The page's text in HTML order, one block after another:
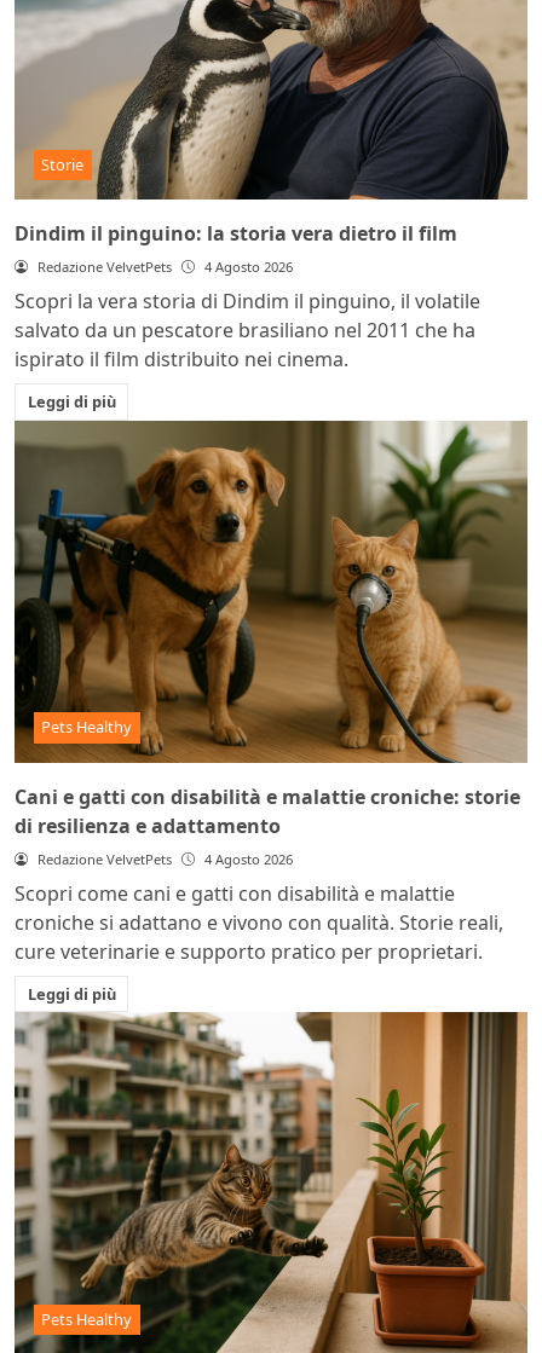
Storie
Dindim il pinguino: la storia vera dietro il film
Redazione VelvetPets 4 Agosto 2026
Scopri la vera storia di Dindim il pinguino, il volatile
salvato da un pescatore brasiliano nel 2011 che ha
ispirato il film distribuito nei cinema.
Leggi di più
Pets Healthy
Cani e gatti con disabilità e malattie croniche: storie
di resilienza e adattamento
Redazione VelvetPets 4 Agosto 2026
Scopri come cani e gatti con disabilità e malattie
croniche si adattano e vivono con qualità. Storie reali,
cure veterinarie e supporto pratico per proprietari.
Leggi di più
Pets Healthy